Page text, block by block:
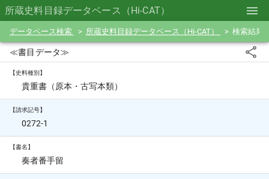
所蔵史料目録データベース（Hi-CAT）
データベース検索 所蔵史料目録データベース（Hi-CAT） 検索結果
≪書目データ≫
【史料種別】
貴重書（原本・古写本類）
【請求記号】
0272-1
【書名】
奏者番手留